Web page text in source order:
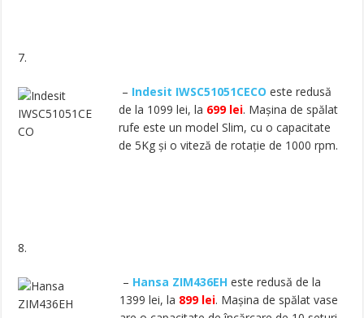
7.
– Indesit IWSC51051CECO este redusă
de la 1099 lei, la 699 lei. Mașina de spălat
rufe este un model Slim, cu o capacitate
de 5Kg și o viteză de rotație de 1000 rpm.
8.
– Hansa ZIM436EH este redusă de la
1399 lei, la 899 lei. Mașina de spălat vase